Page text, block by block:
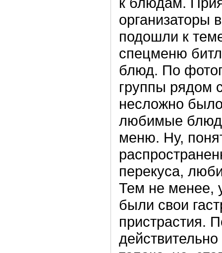
организаторы
подошли к
спецменю
блюд. По
группы рядом
несложно
любимые
меню. Ну,
перекуса,
Тем не менее,
были свои
пристрастия.